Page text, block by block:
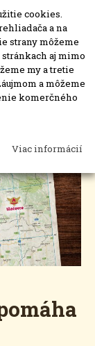
MENU
cookies.
a na
strany môžeme
aj mimo
my a tretie
a môžeme
komerčného
Viac informácií